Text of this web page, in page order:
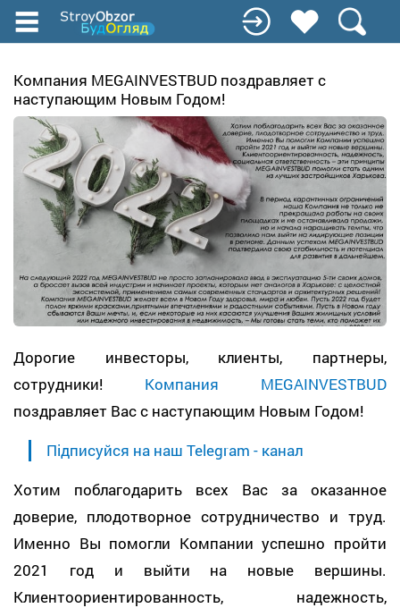
Перейти
содержанию
Компания MEGAINVESTBUD поздравляет с
наступающим Новым Годом!
Дорогие инвесторы, клиенты, партнеры,
сотрудники! Компания MEGAINVESTBUD
поздравляет Вас с наступающим Новым Годом!
Підписуйся на наш Telegram - канал
Хотим поблагодарить всех Вас за оказанное
доверие, плодотворное сотрудничество и труд.
Именно Вы помогли Компании успешно пройти
2021 год и выйти на новые вершины.
Клиентоориентированность, надежность,